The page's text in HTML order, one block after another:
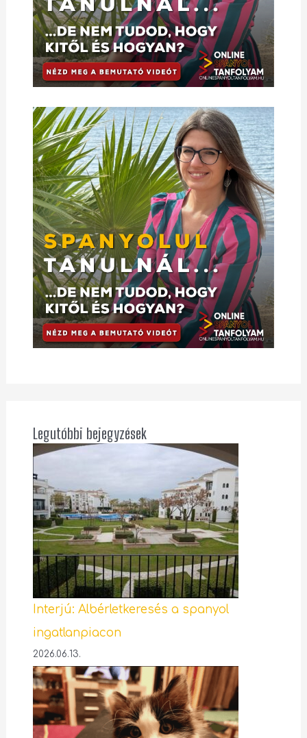
Legutóbbi bejegyzések
Interjú: Albérletkeresés a spanyol
ingatlanpiacon
2026.06.13.